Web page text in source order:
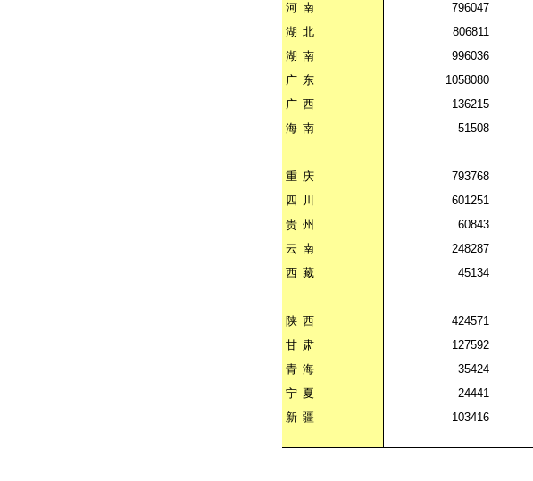
河 南 796047
湖 北 806811
湖 南 996036
广 东 1058080
广 西 136215
海 南 51508
重 庆 793768
四 川 601251
贵 州 60843
云 南 248287
西 藏 45134
陕 西 424571
甘 肃 127592
青 海 35424
宁 夏 24441
新 疆 103416